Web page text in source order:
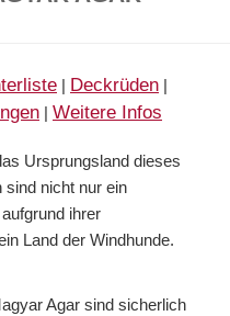
| Deckrüden |
| Weitere Infos
Ursprungsland dieses
sind nicht nur ein
ihrer
Land der Windhunde.
Agar sind sicherlich